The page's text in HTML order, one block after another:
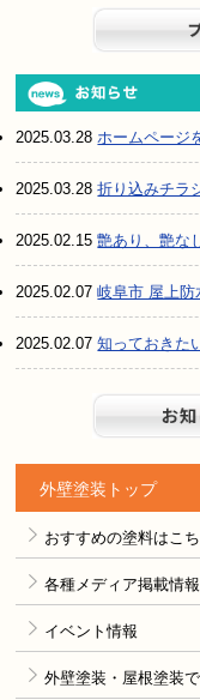
2025.03.28ホームページ
2025.03.28折り込みチラ
2025.02.15艶あり、艶な
2025.02.07岐阜市 屋上防
2025.02.07知っておきた
外壁塗装トップ
おすすめの塗料はこ
各種メディア掲載情報
イベント情報
外壁塗装・屋根塗装